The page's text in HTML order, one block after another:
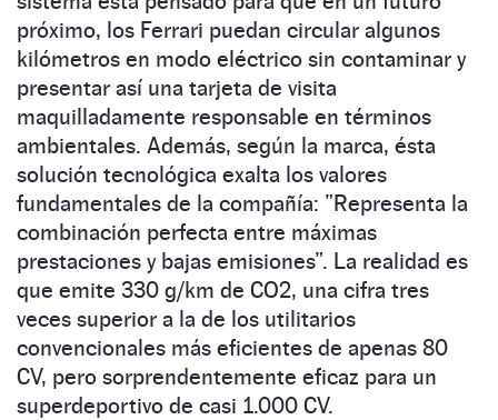
próximo, los Ferrari puedan circular algunos
kilómetros en modo eléctrico sin contaminar y
presentar así una tarjeta de visita
maquilladamente responsable en términos
ambientales. Además, según la marca, ésta
solución tecnológica exalta los valores
fundamentales de la compañía: ”Representa la
combinación perfecta entre máximas
prestaciones y bajas emisiones”. La realidad es
que emite 330 g/km de CO2, una cifra tres
veces superior a la de los utilitarios
convencionales más eficientes de apenas 80
CV, pero sorprendentemente eficaz para un
superdeportivo de casi 1.000 CV.